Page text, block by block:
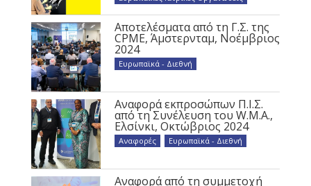
Αποτελέσματα από τη Γ.Σ. της
CPME, Άμστερνταμ, Νοέμβριος
2024
Ευρωπαϊκά - Διεθνή
Αναφορά εκπροσώπων Π.Ι.Σ.
από τη Συνέλευση του W.M.A.,
Ελσίνκι, Οκτώβριος 2024
Αναφορές Ευρωπαϊκά - Διεθνή
Αναφορά από τη συμμετοχή